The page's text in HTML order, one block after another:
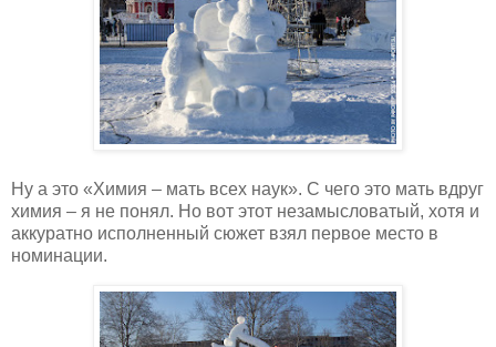
Ну а это «Химия – мать всех наук». С чего это мать вдруг
химия – я не понял. Но вот этот незамысловатый, хотя и
аккуратно исполненный сюжет взял первое место в
номинации.